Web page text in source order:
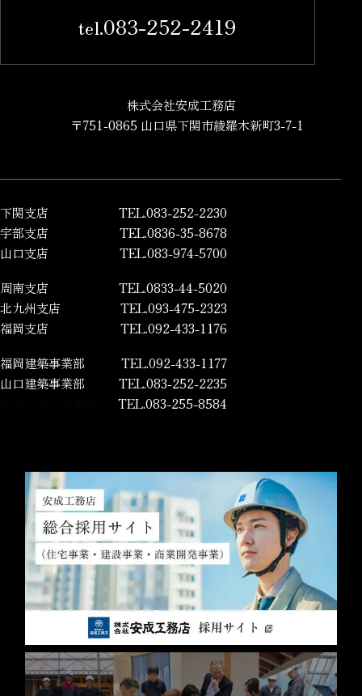
tel.083-252-2419
株式会社安成工務店
〒751-0865 山口県下関市綾羅木新町3-7-1
下関支店
TEL.083-252-2230
宇部支店
TEL.0836-35-8678
山口支店
TEL.083-974-5700
周南支店
TEL.0833-44-5020
北九州支店
TEL.093-475-2323
福岡支店
TEL.092-433-1176
福岡建築事業部
TEL.092-433-1177
山口建築事業部
TEL.083-252-2235
TEL.083-255-8584